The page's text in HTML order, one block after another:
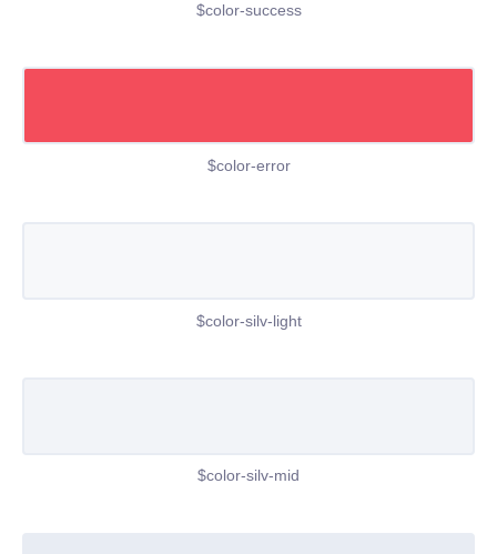
$color-success
$color-error
$color-silv-light
$color-silv-mid